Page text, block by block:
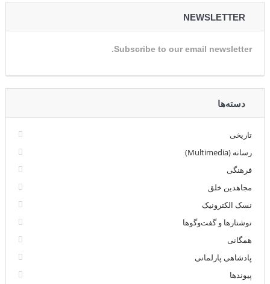
NEWSLETTER
Subscribe to our email newsletter.
دسته‌ها
تاریخی
رسانه (Multimedia)
فرهنگی
مجاهدین خلق
نسک الکترونیک
نوشتارها و گفت‌وگوها
همگانی
پادشاهی پارلمانی
پیوندها